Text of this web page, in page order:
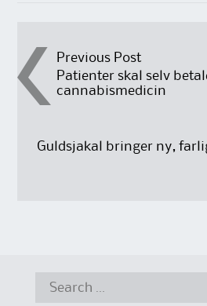
Post
navigation
Previous Post
Patienter skal selv
cannabismedicin
Guldsjakal bringer ny,
Search